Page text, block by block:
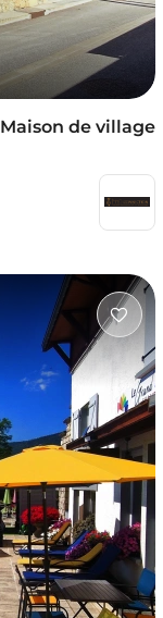
Maison de village